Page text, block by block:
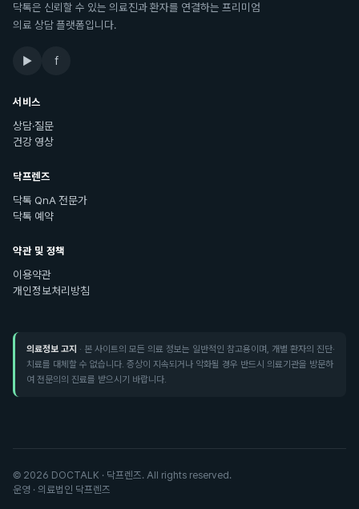
닥톡은 신뢰할 수 있는 의료진과 환자를 연결하는 프리미엄
의료 상담 플랫폼입니다.
▶ f
서비스
상담·질문
건강 영상
닥프렌즈
닥톡 QnA 전문가
닥톡 예약
약관 및 정책
이용약관
개인정보처리방침
의료정보 고지 · 본 사이트의 모든 의료 정보는 일반적인 참고용이며, 개별 환자의 진단·
치료를 대체할 수 없습니다. 증상이 지속되거나 악화될 경우 반드시 의료기관을 방문하
여 전문의의 진료를 받으시기 바랍니다.
© 2026 DOCTALK · 닥프렌즈. All rights reserved.
운영 · 의료법인 닥프렌즈